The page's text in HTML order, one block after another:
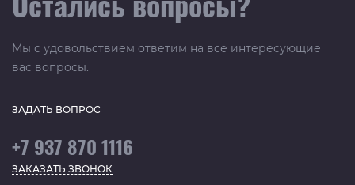
Мы с удовольствием ответим на все интересующие
вас вопросы.
ЗАДАТЬ ВОПРОС
+7 937 870 1116
ЗАКАЗАТЬ ЗВОНОК